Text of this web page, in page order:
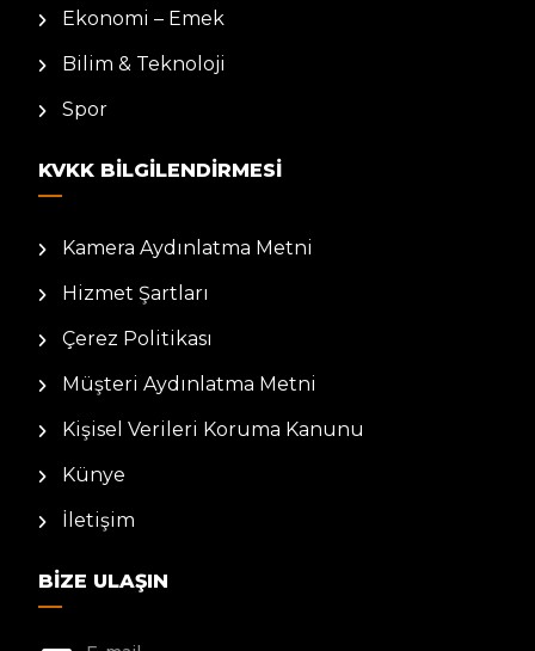
Ekonomi – Emek
Bilim & Teknoloji
Spor
KVKK BILGILENDIRMESI
Kamera Aydınlatma Metni
Hizmet Şartları
Çerez Politikası
Müşteri Aydınlatma Metni
Kişisel Verileri Koruma Kanunu
Künye
İletişim
BIZE ULAŞIN